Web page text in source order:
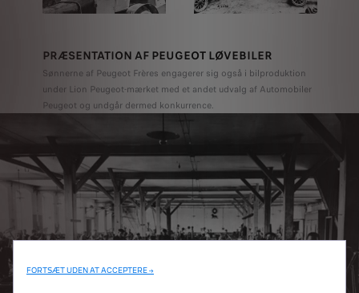
PRÆSENTATION AF PEUGEOT LØVEBILER
Sønnerne af Peugeot Frères engagerer sig også i bilproduktion
under Lion Peugeot-mærket med et andet udvalg af Automobiler
Peugeot og undgår dermed konkurrence.
FORTSÆT UDEN AT ACCEPTERE →